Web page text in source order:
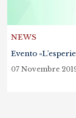
NEWS
Evento
07 Novembre